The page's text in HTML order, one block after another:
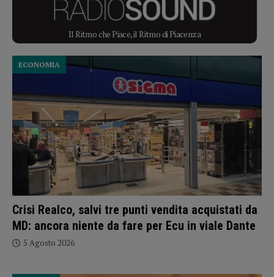
Il Ritmo che Piace, il Ritmo di Piacenza
Crisi Realco, salvi tre punti vendita acquistati da
MD: ancora niente da fare per Ecu in viale Dante
ECONOMIA
5 Agosto 2026